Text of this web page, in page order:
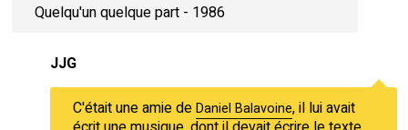
Quelqu'un quelque part - 1986
JJG
C'était une amie deDaniel Balavoine, il lui avait